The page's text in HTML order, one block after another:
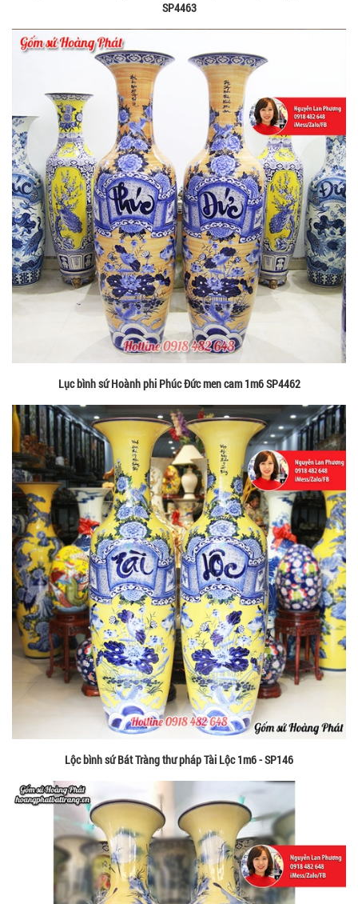
SP4463
Lục bình sứ Hoành phi Phúc Đức men cam 1m6 SP4462
Lộc bình sứ Bát Tràng thư pháp Tài Lộc 1m6 - SP146